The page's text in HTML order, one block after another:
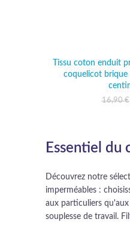
Tissu coton enduit
coquelicot brique
16,90€
Essentiel du
Découvrez notre
imperméables :
aux particuliers
souplesse de travail.